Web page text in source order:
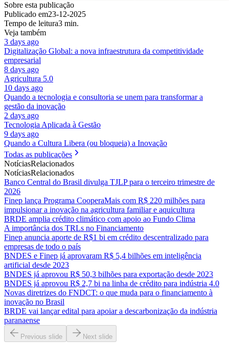
Sobre esta publicação
Publicado em23-12-2025
Tempo de leitura3 min.
Veja também
3 days ago
Digitalização Global: a nova infraestrutura da competitividade
empresarial
8 days ago
Agricultura 5.0
10 days ago
Quando a tecnologia e consultoria se unem para transformar a
gestão da inovação
2 days ago
Tecnologia Aplicada à Gestão
9 days ago
Quando a Cultura Libera (ou bloqueia) a Inovação
Todas as publicações
NotíciasRelacionados
NotíciasRelacionados
Banco Central do Brasil divulga TJLP para o terceiro trimestre de
2026
Finep lança Programa CooperaMais com R$ 220 milhões para
impulsionar a inovação na agricultura familiar e aquicultura
BRDE amplia crédito climático com apoio ao Fundo Clima
A importância dos TRLs no Financiamento
Finep anuncia aporte de R$1 bi em crédito descentralizado para
empresas de todo o país
BNDES e Finep já aprovaram R$ 5,4 bilhões em inteligência
artificial desde 2023
BNDES já aprovou R$ 50,3 bilhões para exportação desde 2023
BNDES já aprovou R$ 2,7 bi na linha de crédito para indústria 4.0
Novas diretrizes do FNDCT: o que muda para o financiamento à
inovação no Brasil
BRDE vai lançar edital para apoiar a descarbonização da indústria
paranaense
Previous slide Next slide